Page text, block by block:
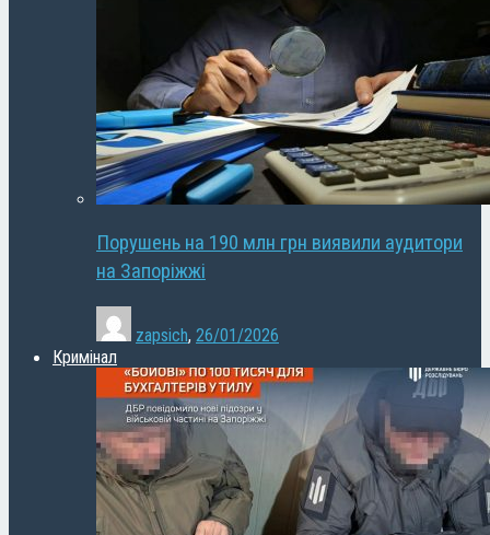
Порушень на 190 млн грн виявили аудитори
на Запоріжжі
zapsich, 26/01/2026
Кримінал